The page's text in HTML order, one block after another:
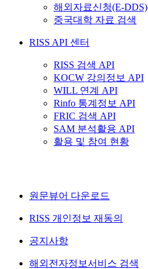
해외자료신청(E-DDS)
중국대학 자료 검색
RISS API 센터
RISS 검색 API
KOCW 강의정보 API
WILL 연계 API
Rinfo 통계정보 API
FRIC 검색 API
SAM 분석활용 API
활용 및 참여 현황
원문뷰어 다운로드
RISS 개인정보 재동의
공지사항
해외전자정보서비스 검색